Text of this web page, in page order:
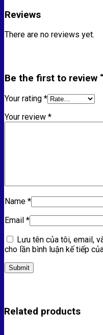
Reviews
There are no reviews yet.
Be the first to review
Your rating *
Your review *
Name *
Email *
Lưu tên của tôi, email,
cho lần bình luận kế tiếp
Related products